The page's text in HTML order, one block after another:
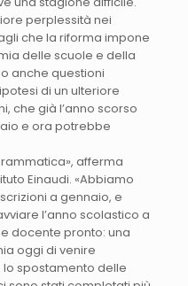
perplessità nei
che la riforma impone
delle scuole e della
anche questioni
di un ulteriore
che già l’anno scorso
e ora potrebbe
afferma
Einaudi. «Abbiamo
a gennaio, e
l’anno scolastico a
docente pronto: una
oggi di venire
lo spostamento delle